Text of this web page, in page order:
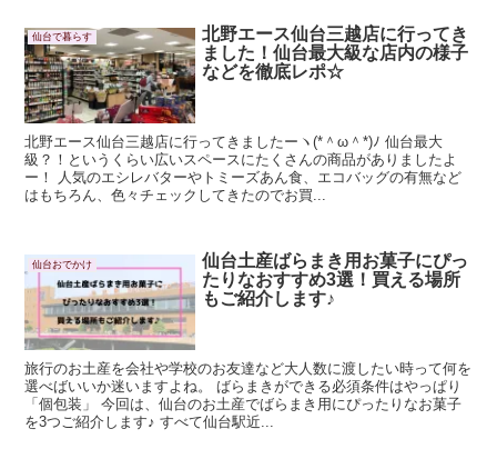
仙台で暮らす
北野エース仙台三越店に行ってき
ました！仙台最大級な店内の様子
などを徹底レポ☆
北野エース仙台三越店に行ってきましたーヽ(*＾ω＾*)ﾉ 仙台最大
級？！というくらい広いスペースにたくさんの商品がありましたよ
ー！ 人気のエシレバターやトミーズあん食、エコバッグの有無など
はもちろん、色々チェックしてきたのでお買...
仙台おでかけ
仙台土産ばらまき用お菓子にぴっ
たりなおすすめ3選！買える場所
もご紹介します♪
旅行のお土産を会社や学校のお友達など大人数に渡したい時って何を
選べばいいか迷いますよね。 ばらまきができる必須条件はやっぱり
「個包装」 今回は、仙台のお土産でばらまき用にぴったりなお菓子
を3つご紹介します♪ すべて仙台駅近...